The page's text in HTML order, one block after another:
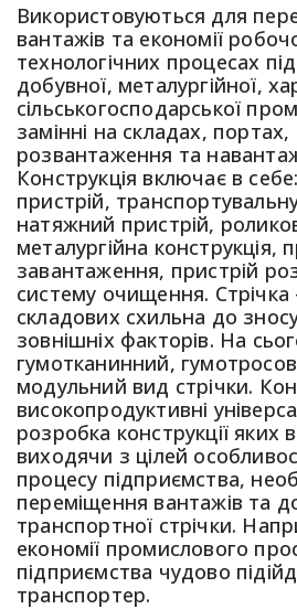
Використовуються для
вантажів та економії
технологічних процесах
добувної, металургійної,
сільськогосподарської
замінні на складах,
розвантаження та
Конструкція включає в
пристрій,
натяжний пристрій,
металургійна конструкція,
завантаження, пристрій
систему очищення.
складових схильна до
зовнішніх факторів. На
гумотканинний,
модульний вид стрічки.
високопродуктивні
розробка конструкції яких
виходячи з цілей
процесу підприємства,
переміщення вантажів та
транспортної стрічки.
економії промислового
підприємства чудово
транспортер.